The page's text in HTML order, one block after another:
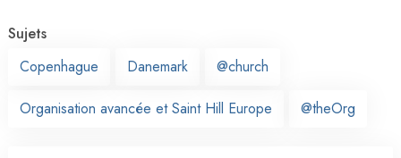
Sujets
Copenhague
Danemark @church
Organisation avancée et Saint Hill Europe @theOrg